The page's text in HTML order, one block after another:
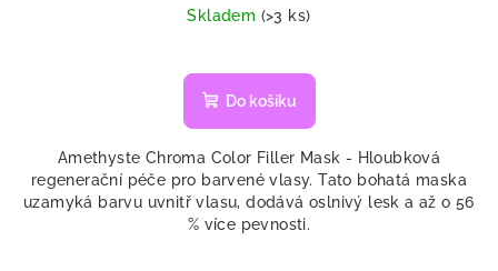
cena:
Skladem (>3 ks)
Do košíku
Amethyste Chroma Color Filler Mask - Hloubková
regenerační péče pro barvené vlasy. Tato bohatá maska
uzamyká barvu uvnitř vlasu, dodává oslnivý lesk a až o 56
% více pevnosti.